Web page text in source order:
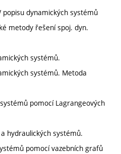
popisu dynamických systémů
metody řešení spoj. dyn.
systémů.
systémů. Metoda
pomocí Lagrangeových
hydraulických systémů.
pomocí vazebních grafů